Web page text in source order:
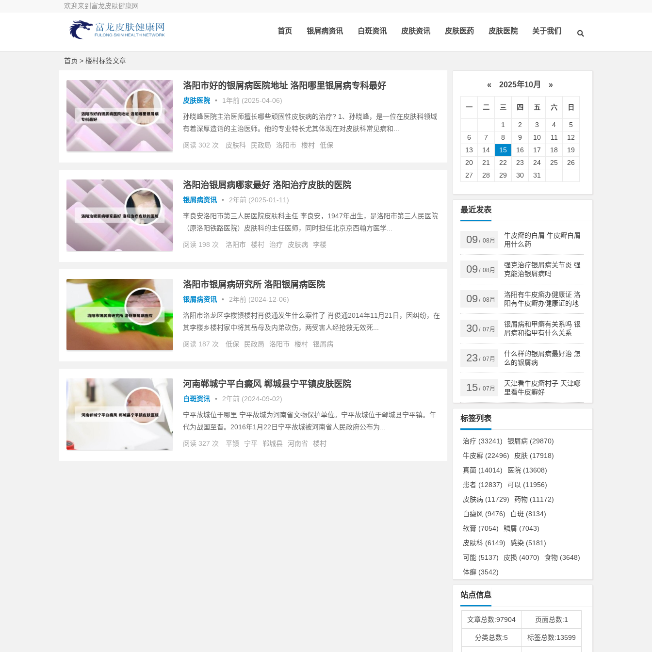
欢迎来到富龙皮肤健康网
首页 银屑病资讯 白斑资讯 皮肤资讯 皮肤医药 皮肤医院 关于我们
首页 > 楼村标签文章
洛阳市好的银屑病医院地址 洛阳哪里银屑病专科最好
皮肤医院 • 1年前 (2025-04-06)
孙晓峰医院主治医师擅长哪些顽固性皮肤病的治疗? 1、孙晓峰，是一位在皮肤科领域
有着深厚造诣的主治医师。他的专业特长尤其体现在对皮肤科常见病和...
阅读 302 次 皮肤科 民政局 洛阳市 楼村 低保
洛阳治银屑病哪家最好 洛阳治疗皮肤的医院
银屑病资讯 • 2年前 (2025-01-11)
李良安洛阳市第三人民医院皮肤科主任 李良安，1947年出生，是洛阳市第三人民医院
（原洛阳铁路医院）皮肤科的主任医师，同时担任北京京西翰方医学...
阅读 198 次 洛阳市 楼村 治疗 皮肤病 李楼
洛阳市银屑病研究所 洛阳银屑病医院
银屑病资讯 • 2年前 (2024-12-06)
洛阳市洛龙区李楼镇楼村肖俊通发生什么案件了 肖俊通2014年11月21日，因纠纷，在
其李楼乡楼村家中将其岳母及内弟砍伤，两受害人经抢救无效死...
阅读 187 次 低保 民政局 洛阳市 楼村 银屑病
河南郸城宁平白癜风 郸城县宁平镇皮肤医院
白斑资讯 • 2年前 (2024-09-02)
宁平故城位于哪里 宁平故城为河南省文物保护单位。宁平故城位于郸城县宁平镇。年
代为战国至晋。2016年1月22日宁平故城被河南省人民政府公布为...
阅读 327 次 平镇 宁平 郸城县 河南省 楼村
« 2025年10月 »
一 二 三 四 五 六 日
1 2 3 4
5
6
7 8 9 10 11
12
13
14 15 16 17 18
19
20
21 22 23 24 25
26
27
28 29 30 31
最近发表
09/ 08月
牛皮癣的白屑 牛皮癣白屑
用什么药
09/ 08月
强克治疗银屑病关节炎 强
克能治银屑病吗
09/ 08月
洛阳有牛皮癣办健康证 洛
阳有牛皮癣办健康证的地
方吗
30/ 07月
银屑病和甲癣有关系吗 银
屑病和指甲有什么关系
23/ 07月
什么样的银屑病最好治 怎
么的银屑病
15/ 07月
天津看牛皮癣村子 天津哪
里看牛皮癣好
标签列表
治疗 (33241) 银屑病 (29870)
牛皮癣 (22496) 皮肤 (17918)
真菌 (14014) 医院 (13608)
患者 (12837) 可以 (11956)
皮肤病 (11729) 药物 (11172)
白癜风 (9476) 白斑 (8134)
软膏 (7054) 鳞屑 (7043)
皮肤科 (6149) 感染 (5181)
可能 (5137) 皮损 (4070) 食物 (3648)
体癣 (3542)
站点信息
文章总数:97904 页面总数:1
分类总数:5 标签总数:13599